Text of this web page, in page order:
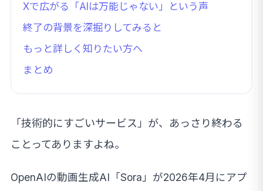
Xで広がる「AIは万能じゃない」という声
終了の背景を深掘りしてみると
もっと詳しく知りたい方へ
まとめ
「技術的にすごいサービス」が、あっさり終わる
ことってありますよね。
OpenAIの動画生成AI「Sora」が2026年4月にアプ